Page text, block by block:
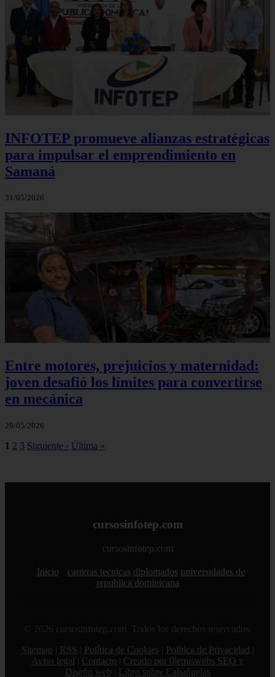
INFOTEP promueve alianzas estratégicas
para impulsar el emprendimiento en
Samaná
31/05/2026
Entre motores, prejuicios y maternidad:
joven desafió los límites para convertirse
en mecánica
29/05/2026
1 2 3 Siguiente › Última »
cursosinfotep.com
cursosinfotep.com
Inicio carreras tecnicas diplomados universidades de
republica dominicana
© 2026 cursosinfotep.com. Todos los derechos reservados.
Sitemap
RSS Política de Cookies Política de Privacidad
Aviso legal
Contacto
Creado por 0lemiswebs SEO y
Diseño web
Libro sobre Cabañuelas